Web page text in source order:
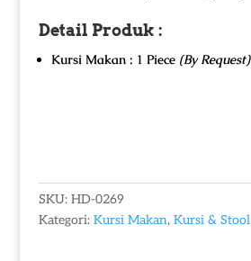
Detail Produk :
Kursi Makan : 1 Piece (By Request)
SKU: HD-0269
Kategori: Kursi Makan, Kursi & Stool